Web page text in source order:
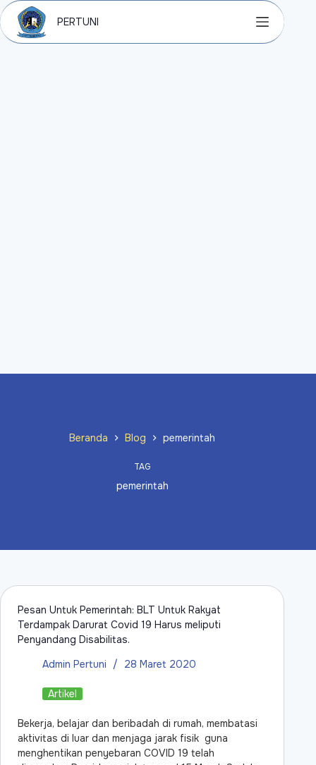
PERTUNI
Beranda Blog pemerintah
TAG
pemerintah
Pesan Untuk Pemerintah: BLT Untuk Rakyat
Terdampak Darurat Covid 19 Harus meliputi
Penyandang Disabilitas.
Admin Pertuni
28 Maret 2020
Artikel
Bekerja, belajar dan beribadah di rumah, membatasi
aktivitas di luar dan menjaga jarak fisik guna
menghentikan penyebaran COVID 19 telah